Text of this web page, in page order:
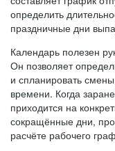
определить
праздничные дни
Календарь полезен
Он позволяет
и спланировать
времени. Когда
приходится на
сокращённые дни,
расчёте рабочего